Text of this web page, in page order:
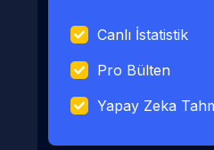
Canlı İstatistik
Pro Bülten
Yapay Zeka